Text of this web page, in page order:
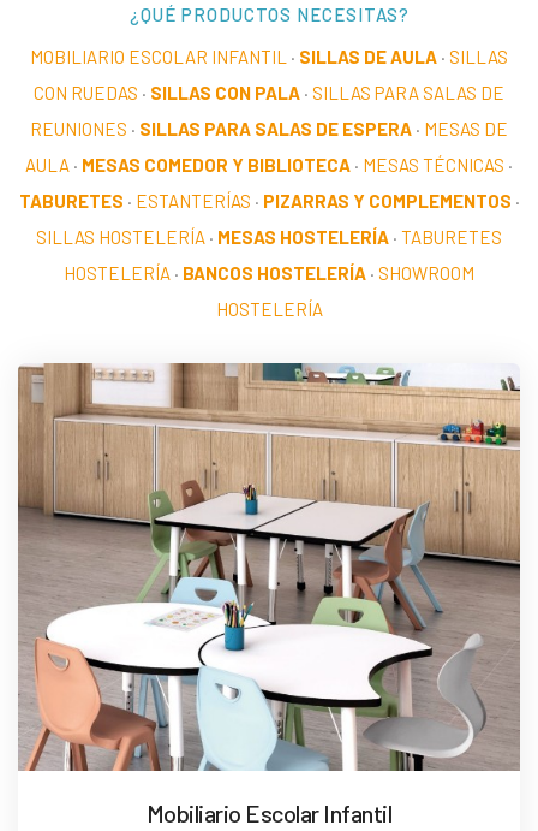
¿QUÉ PRODUCTOS NECESITAS?
MOBILIARIO ESCOLAR INFANTIL · SILLAS DE AULA · SILLAS
CON RUEDAS · SILLAS CON PALA · SILLAS PARA SALAS DE
REUNIONES · SILLAS PARA SALAS DE ESPERA · MESAS DE
AULA · MESAS COMEDOR Y BIBLIOTECA · MESAS TÉCNICAS ·
TABURETES · ESTANTERÍAS · PIZARRAS Y COMPLEMENTOS ·
SILLAS HOSTELERÍA · MESAS HOSTELERÍA · TABURETES
HOSTELERÍA · BANCOS HOSTELERÍA · SHOWROOM
HOSTELERÍA
Mobiliario Escolar Infantil